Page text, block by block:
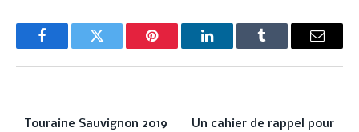
FacebookTwitter Pinterest LinkedInTumblr Email
Touraine Sauvignon 2019
Un cahier de rappel pour